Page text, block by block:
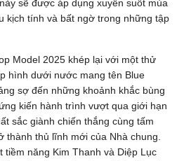
sẽ được áp dụng xuyên suốt mùa
kịch tính và bất ngờ trong những tập
Model 2025 khép lại với một thử
hình dưới nước mang tên Blue
sợ đến những khoảnh khắc bùng
kiến hành trình vượt qua giới hạn
sắc giành chiến thắng cùng tấm
thành thủ lĩnh mới của Nhà chung.
năng Kim Thanh và Diệp Lục